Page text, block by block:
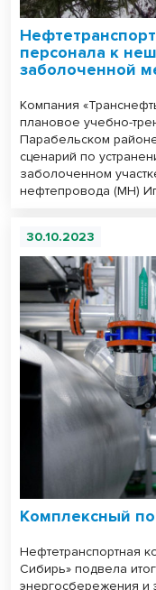
персонала к
заболоченной
Компания
плановое учебно-
Парабельском
сценарий по
заболоченном
нефтепровода (МН)
30.10.2023
Комплексный
Нефтетранспортная
Сибирь» подвела
энергосбережения и